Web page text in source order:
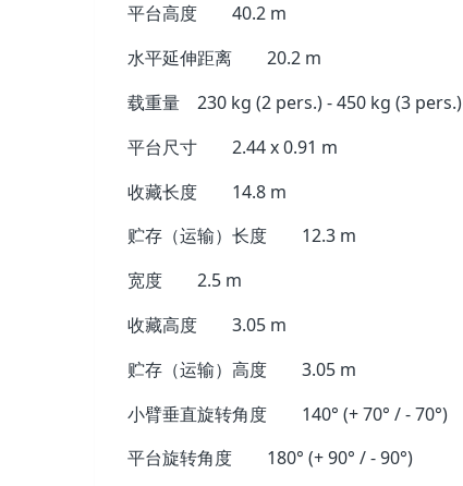
平台高度
40.2 m
水平延伸距离
20.2 m
载重量
230 kg (2 pers.) - 450 kg (3 pers.)
平台尺寸
2.44 x 0.91 m
收藏长度
14.8 m
贮存（运输）长度
12.3 m
宽度
2.5 m
收藏高度
3.05 m
贮存（运输）高度
3.05 m
小臂垂直旋转角度
140° (+ 70° / - 70°)
平台旋转角度
180° (+ 90° / - 90°)